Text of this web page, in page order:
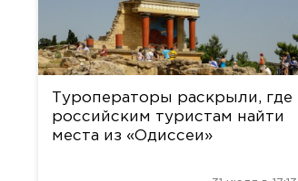
Туроператоры раскрыли, где
российским туристам найти
места из «Одиссеи»